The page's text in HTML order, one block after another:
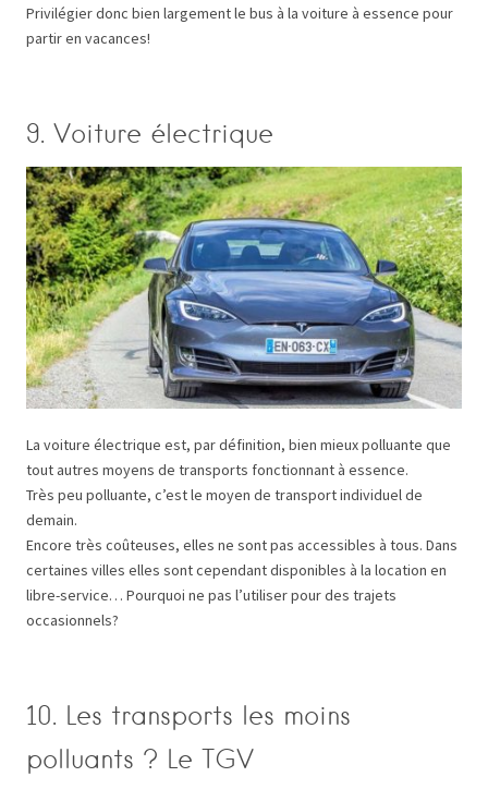
Privilégier donc bien largement le bus à la voiture à essence pour
partir en vacances!
9. Voiture électrique
La voiture électrique est, par définition, bien mieux polluante que
tout autres moyens de transports fonctionnant à essence.
Très peu polluante, c’est le moyen de transport individuel de
demain.
Encore très coûteuses, elles ne sont pas accessibles à tous. Dans
certaines villes elles sont cependant disponibles à la location en
libre-service… Pourquoi ne pas l’utiliser pour des trajets
occasionnels?
10. Les transports les moins
polluants ? Le TGV